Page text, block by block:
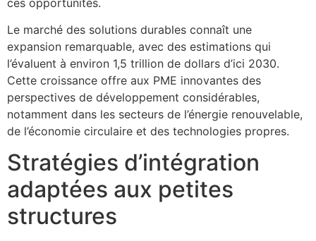
Le marché des solutions durables connaît une
expansion remarquable, avec des estimations qui
l’évaluent à environ 1,5 trillion de dollars d’ici 2030.
Cette croissance offre aux PME innovantes des
perspectives de développement considérables,
notamment dans les secteurs de l’énergie renouvelable,
de l’économie circulaire et des technologies propres.
Stratégies d’intégration
adaptées aux petites
structures